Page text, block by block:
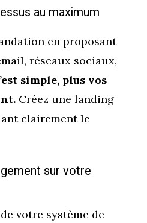
au maximum
en proposant
réseaux sociaux,
simple, plus vos
Créez une landing
clairement le
sur votre
votre système de